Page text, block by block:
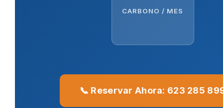
CARBONO / MES
📞 Reservar Ahora: 623 285